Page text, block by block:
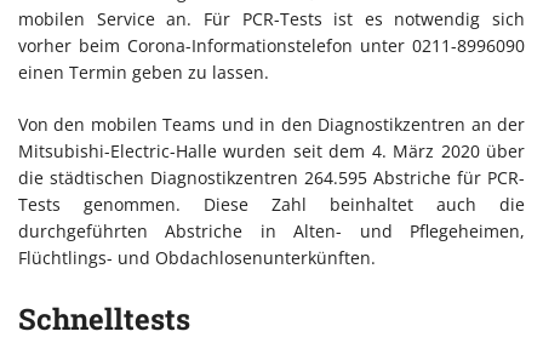
mobilen Service an. Für PCR-Tests ist es notwendig sich
vorher beim Corona-Informationstelefon unter 0211-8996090
einen Termin geben zu lassen.
Von den mobilen Teams und in den Diagnostikzentren an der
Mitsubishi-Electric-Halle wurden seit dem 4. März 2020 über
die städtischen Diagnostikzentren 264.595 Abstriche für PCR-
Tests genommen. Diese Zahl beinhaltet auch die
durchgeführten Abstriche in Alten- und Pflegeheimen,
Flüchtlings- und Obdachlosenunterkünften.
Schnelltests